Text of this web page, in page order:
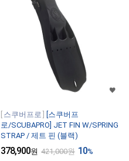
스쿠버프로
[스쿠버프
로/SCUBAPRO] JET FIN W/SPRING
STRAP / 제트 핀 (블랙)
378,900원 421,000원 10%